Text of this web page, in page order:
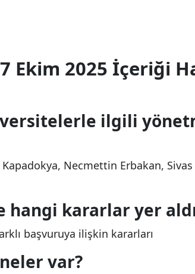
Ekim 2025 İçeriği
ilgili
Necmettin Erbakan,
hangi kararlar yer
başvuruya ilişkin kararları
var?